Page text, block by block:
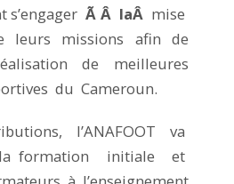
s’engagerÃ Â laÂ mise
missions afin de
de meilleures
du Cameroun.
l’ANAFOOT va
formation initiale et